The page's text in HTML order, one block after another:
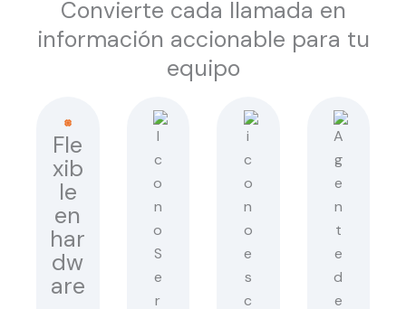
Convierte cada llamada en
información accionable para tu
equipo
Fle
xib
le
en
har
dw
are